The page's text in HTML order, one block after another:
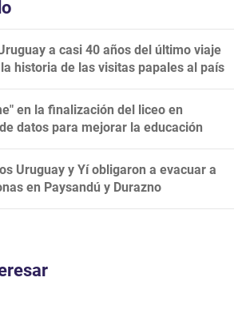
a casi 40 años del último viaje
historia de las visitas papales al país
en la finalización del liceo en
datos para mejorar la educación
Uruguay y Yí obligaron a evacuar a
en Paysandú y Durazno